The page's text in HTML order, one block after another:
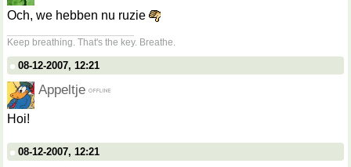
Och, we hebben nu ruzie
Keep breathing. That's the key. Breathe.
08-12-2007, 12:21
Appeltje
Hoi!
08-12-2007, 12:21